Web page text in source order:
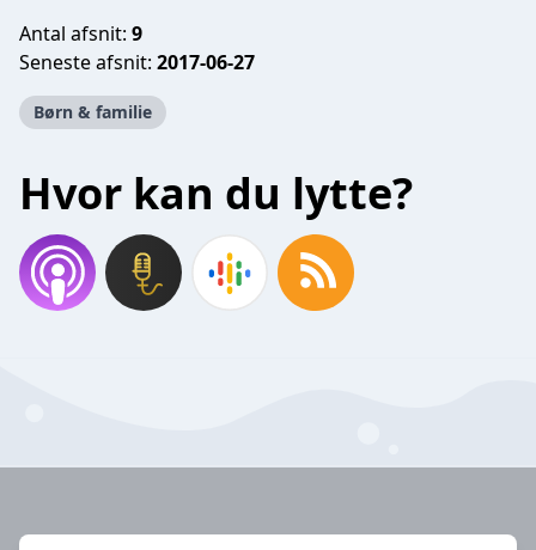
Antal afsnit: 9
Seneste afsnit: 2017-06-27
Børn & familie
Hvor kan du lytte?